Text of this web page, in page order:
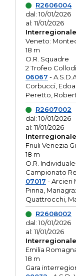
R2606004
dal: 10/01/2026
al: 11/01/2026
Interregionale
Veneto:
18 m
O.R. Squadre
2 Trofeo Collodi
06067 -
Corbucci,
Peretto,
R2607002
dal: 10/01/2026
al: 11/01/2026
Interregionale
Friuli Venezia
18 m
O.R.
Campionato
07017 - Arcieri
Pinna,
Quattrocchi,
R2608002
dal: 10/01/2026
al: 11/01/2026
Interregionale
Emilia
18 m
Gara